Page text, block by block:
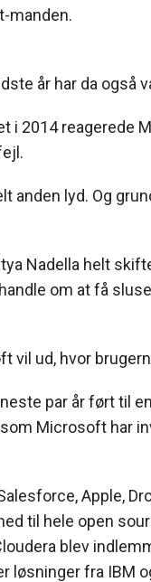
manden.
år har da også
i 2014
anden lyd. Og
Nadella helt
om at få
vil ud, hvor
par år ført til
Microsoft har
Apple,
til hele open
blev
løsninger fra IBM